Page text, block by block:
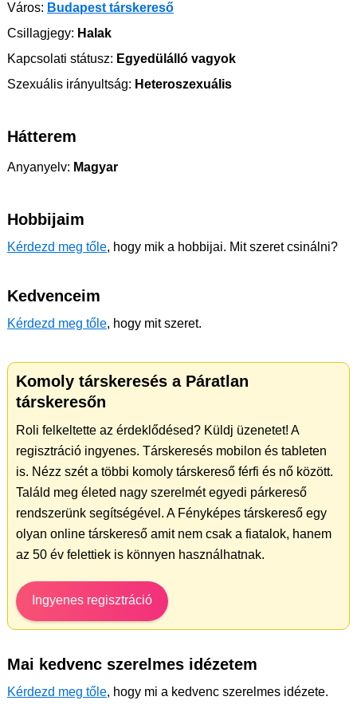
Város: Budapest társkereső
Csillagjegy: Halak
Kapcsolati státusz: Egyedülálló vagyok
Szexuális irányultság: Heteroszexuális
Hátterem
Anyanyelv: Magyar
Hobbijaim
Kérdezd meg tőle, hogy mik a hobbijai. Mit szeret csinálni?
Kedvenceim
Kérdezd meg tőle, hogy mit szeret.
Komoly társkeresés a Páratlan
társkeresőn
Roli felkeltette az érdeklődésed? Küldj üzenetet! A
regisztráció ingyenes. Társkeresés mobilon és tableten
is. Nézz szét a többi komoly társkereső férfi és nő között.
Találd meg életed nagy szerelmét egyedi párkereső
rendszerünk segítségével. A Fényképes társkereső egy
olyan online társkereső amit nem csak a fiatalok, hanem
az 50 év felettiek is könnyen használhatnak.
Ingyenes regisztráció
Mai kedvenc szerelmes idézetem
Kérdezd meg tőle, hogy mi a kedvenc szerelmes idézete.